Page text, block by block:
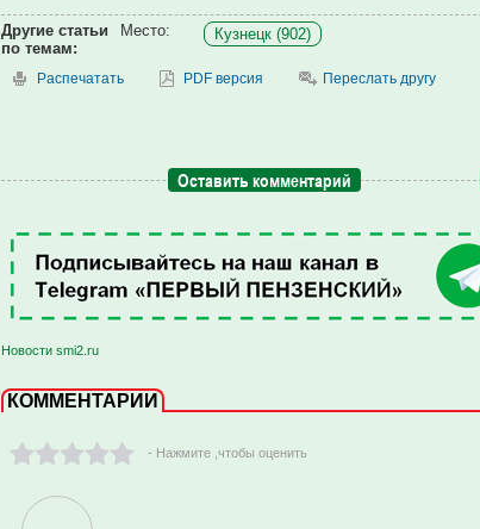
Другие статьи
по темам:
Место: Кузнецк (902)
Распечатать PDF версия Переслать другу
Оставить комментарий
Новости smi2.ru
КОММЕНТАРИИ
- Нажмите ,чтобы оценить